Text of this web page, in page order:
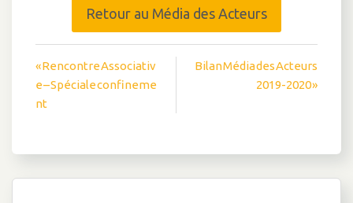
Retour au Média des Acteurs
Navigation
de
« Rencontre Associativ
e – Spéciale confineme
nt
Bilan Média des Acteurs
2019-2020 »